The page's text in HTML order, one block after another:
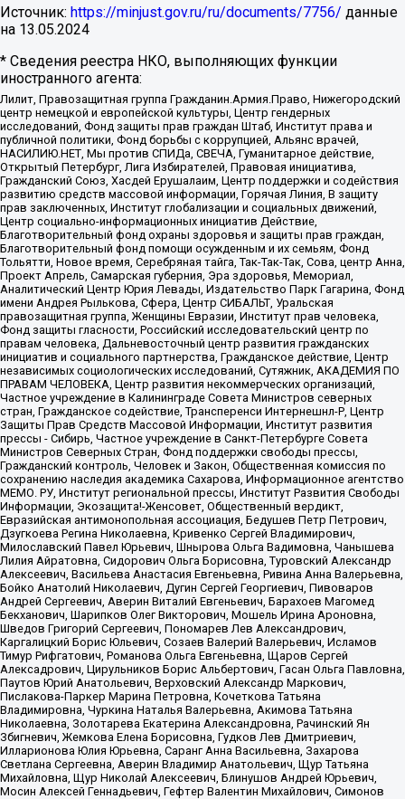
Источник: https://minjust.gov.ru/ru/documents/7756/ данные
на 13.05.2024
* Сведения реестра НКО, выполняющих функции
иностранного агента:
Лилит, Правозащитная группа Гражданин.Армия.Право, Нижегородский
центр немецкой и европейской культуры, Центр гендерных
исследований, Фонд защиты прав граждан Штаб, Институт права и
публичной политики, Фонд борьбы с коррупцией, Альянс врачей,
НАСИЛИЮ.НЕТ, Мы против СПИДа, СВЕЧА, Гуманитарное действие,
Открытый Петербург, Лига Избирателей, Правовая инициатива,
Гражданский Союз, Хасдей Ерушалаим, Центр поддержки и содействия
развитию средств массовой информации, Горячая Линия, В защиту
прав заключенных, Институт глобализации и социальных движений,
Центр социально-информационных инициатив Действие,
Благотворительный фонд охраны здоровья и защиты прав граждан,
Благотворительный фонд помощи осужденным и их семьям, Фонд
Тольятти, Новое время, Серебряная тайга, Так-Так-Так, Сова, центр Анна,
Проект Апрель, Самарская губерния, Эра здоровья, Мемориал,
Аналитический Центр Юрия Левады, Издательство Парк Гагарина, Фонд
имени Андрея Рылькова, Сфера, Центр СИБАЛЬТ, Уральская
правозащитная группа, Женщины Евразии, Институт прав человека,
Фонд защиты гласности, Российский исследовательский центр по
правам человека, Дальневосточный центр развития гражданских
инициатив и социального партнерства, Гражданское действие, Центр
независимых социологических исследований, Сутяжник, АКАДЕМИЯ ПО
ПРАВАМ ЧЕЛОВЕКА, Центр развития некоммерческих организаций,
Частное учреждение в Калининграде Совета Министров северных
стран, Гражданское содействие, Трансперенси Интернешнл-Р, Центр
Защиты Прав Средств Массовой Информации, Институт развития
прессы - Сибирь, Частное учреждение в Санкт-Петербурге Совета
Министров Северных Стран, Фонд поддержки свободы прессы,
Гражданский контроль, Человек и Закон, Общественная комиссия по
сохранению наследия академика Сахарова, Информационное агентство
МЕМО. РУ, Институт региональной прессы, Институт Развития Свободы
Информации, Экозащита!-Женсовет, Общественный вердикт,
Евразийская антимонопольная ассоциация, Бедушев Петр Петрович,
Дзугкоева Регина Николаевна, Кривенко Сергей Владимирович,
Милославский Павел Юрьевич, Шнырова Ольга Вадимовна, Чанышева
Лилия Айратовна, Сидорович Ольга Борисовна, Туровский Александр
Алексеевич, Васильева Анастасия Евгеньевна, Ривина Анна Валерьевна,
Бойко Анатолий Николаевич, Дугин Сергей Георгиевич, Пивоваров
Андрей Сергеевич, Аверин Виталий Евгеньевич, Барахоев Магомед
Бекханович, Шарипков Олег Викторович, Мошель Ирина Ароновна,
Шведов Григорий Сергеевич, Пономарев Лев Александрович,
Каргалицкий Борис Юльевич, Созаев Валерий Валерьевич, Исламов
Тимур Рифгатович, Романова Ольга Евгеньевна, Щаров Сергей
Алексадрович, Цирульников Борис Альбертович, Гасан Ольга Павловна,
Паутов Юрий Анатольевич, Верховский Александр Маркович,
Пислакова-Паркер Марина Петровна, Кочеткова Татьяна
Владимировна, Чуркина Наталья Валерьевна, Акимова Татьяна
Николаевна, Золотарева Екатерина Александровна, Рачинский Ян
Збигневич, Жемкова Елена Борисовна, Гудков Лев Дмитриевич,
Илларионова Юлия Юрьевна, Саранг Анна Васильевна, Захарова
Светлана Сергеевна, Аверин Владимир Анатольевич, Щур Татьяна
Михайловна, Щур Николай Алексеевич, Блинушов Андрей Юрьевич,
Мосин Алексей Геннадьевич, Гефтер Валентин Михайлович, Симонов